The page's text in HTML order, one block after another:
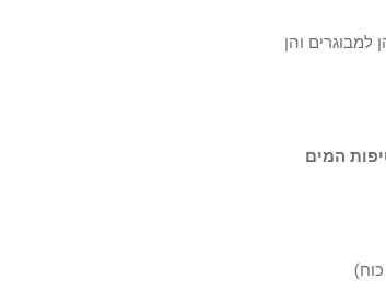
למבוגרים והן
המים